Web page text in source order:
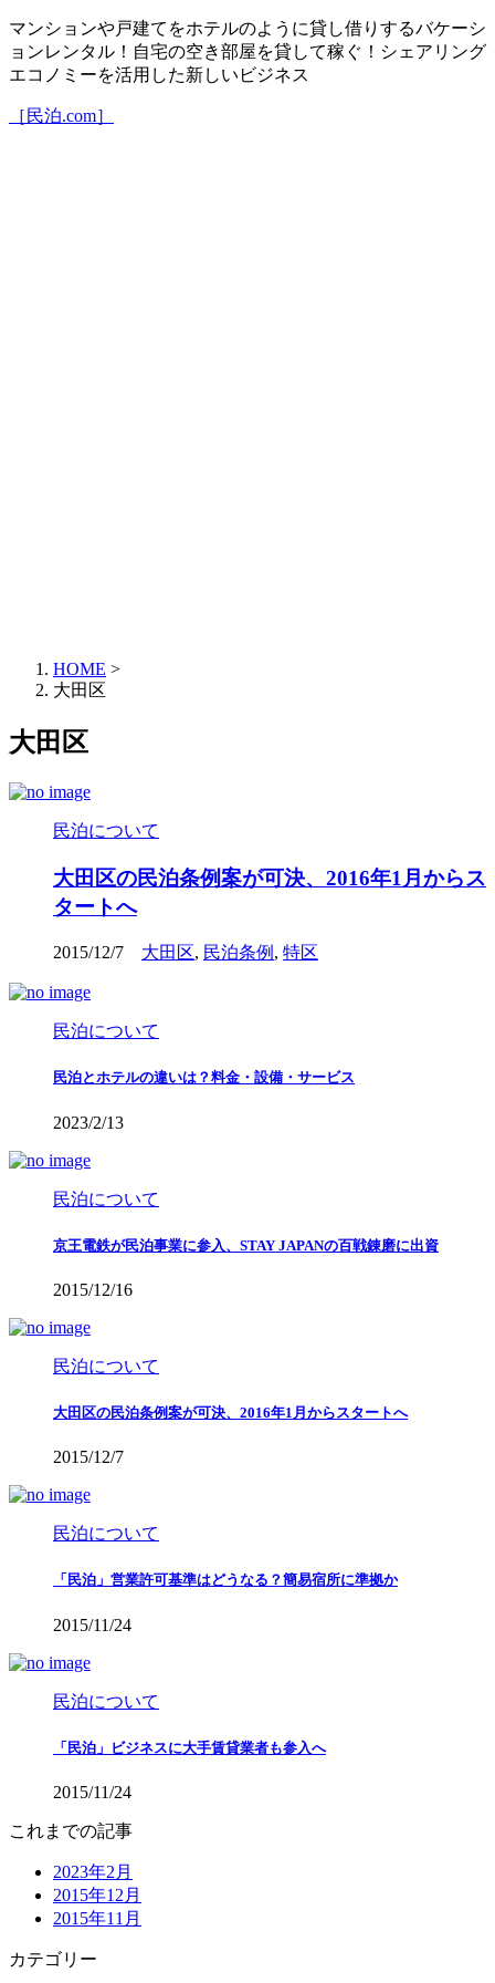
マンションや戸建てをホテルのように貸し借りするバケーシ
ョンレンタル！自宅の空き部屋を貸して稼ぐ！シェアリング
エコノミーを活用した新しいビジネス
［民泊.com］
HOME >
大田区
大田区
民泊について
大田区の民泊条例案が可決、2016年1月からス
タートへ
2015/12/7 大田区, 民泊条例 , 特区
民泊について
民泊とホテルの違いは？料金・設備・サービス
2023/2/13
民泊について
京王電鉄が民泊事業に参入、STAY JAPANの百戦錬磨に出資
2015/12/16
民泊について
大田区の民泊条例案が可決、2016年1月からスタートへ
2015/12/7
民泊について
「民泊」営業許可基準はどうなる？簡易宿所に準拠か
2015/11/24
民泊について
「民泊」ビジネスに大手賃貸業者も参入へ
2015/11/24
これまでの記事
2023年2月
2015年12月
2015年11月
カテゴリー